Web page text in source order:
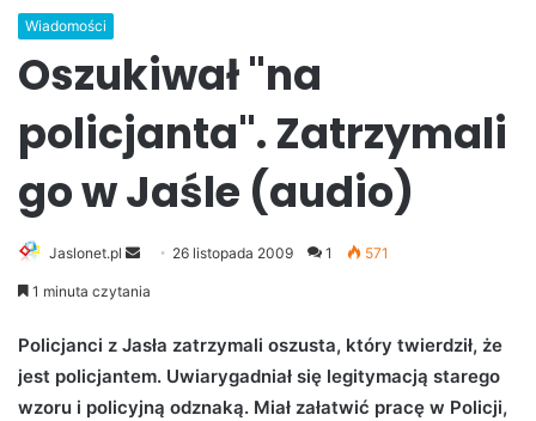
Wiadomości
Oszukiwał "na
policjanta". Zatrzymali
go w Jaśle (audio)
Jaslonet.pl
e
d
a
n
26 listopada 2009 1 571
1 minuta czytania
Policjanci z Jasła zatrzymali oszusta, który twierdził, że
jest policjantem. Uwiarygadniał się legitymacją starego
wzoru i policyjną odznaką. Miał załatwić pracę w Policji,